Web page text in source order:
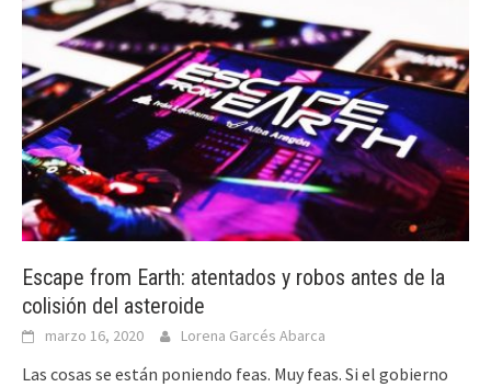
Escape from Earth: atentados y robos antes de la
colisión del asteroide
marzo 16, 2020 Lorena Garcés Abarca
Las cosas se están poniendo feas. Muy feas. Si el gobierno